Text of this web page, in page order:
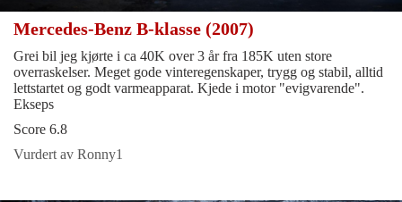
Mercedes-Benz B-klasse (2007)
Grei bil jeg kjørte i ca 40K over 3 år fra 185K uten store
overraskelser. Meget gode vinteregenskaper, trygg og stabil, alltid
lettstartet og godt varmeapparat. Kjede i motor "evigvarende".
Ekseps
Score 6.8
Vurdert av Ronny1